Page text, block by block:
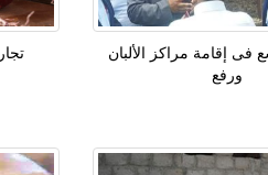
فى إقامة مراكز الألبان
ورفع